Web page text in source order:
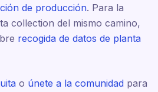
de producción. Para la
collection del mismo camino,
recogida de datos de planta
o únete a la comunidad para